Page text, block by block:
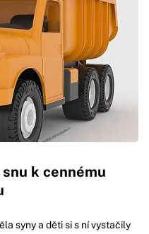
k cennému
syny a děti si s ní vystačily